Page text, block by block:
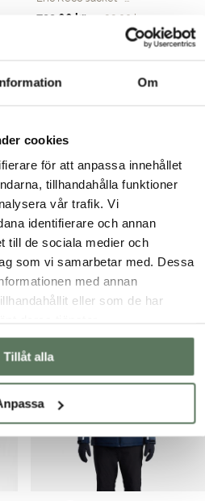
Om
cookies
för att anpassa innehållet
tillhandahålla funktioner
vår trafik. Vi
identifierare och annan
till de sociala medier och
som vi samarbetar med. Dessa
med annan
eller som de har
Tillåt alla
1,199.00 kr
Det
1,199.00 kr.
799.00 kr
Det
799.00 kr.
Fleecejacka pilé
Curt Jacket - Varm...
899.00 kr
Det
899.00 kr.
499.00kr
Det
499.00 kr.